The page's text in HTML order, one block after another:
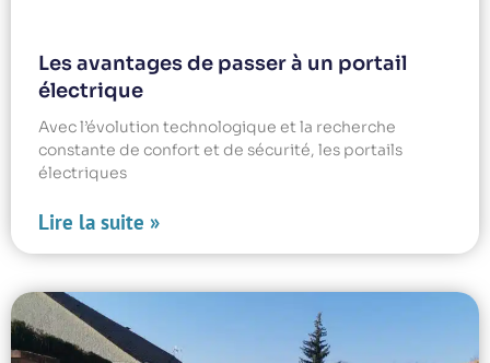
Les avantages de passer à un portail
électrique
Avec l’évolution technologique et la recherche
constante de confort et de sécurité, les portails
électriques
Lire la suite »